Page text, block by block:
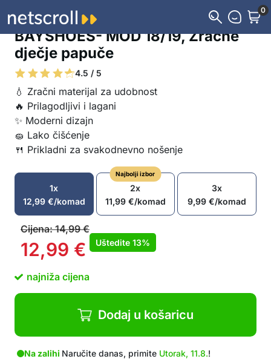
0
BAYSHOES- MOD 18/19, Zračne
dječje papuče
4.5 / 5
💧 Zračni materijal za udobnost
🔥 Prilagodljivi i lagani
✨ Moderni dizajn
🧽 Lako čišćenje
🍴 Prikladni za svakodnevno nošenje
1x
12,99 €/komad
Najbolji izbor
2x
11,99 €/komad
3x
9,99€/komad
Cijena:14,99€
12,99 € Uštedite 13%
najniža cijena
Dodaj u košaricu
Na zalihi Naručite danas, primite Utorak, 11.8.!